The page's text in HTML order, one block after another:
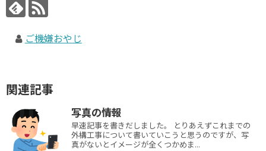
ご機嫌おやじ
関連記事
写真の情報
早速記事を書きだしました。 とりあえずこれまでの
外構工事について書いていこうと思うのですが、写
真がないとイメージが全くつかめま...